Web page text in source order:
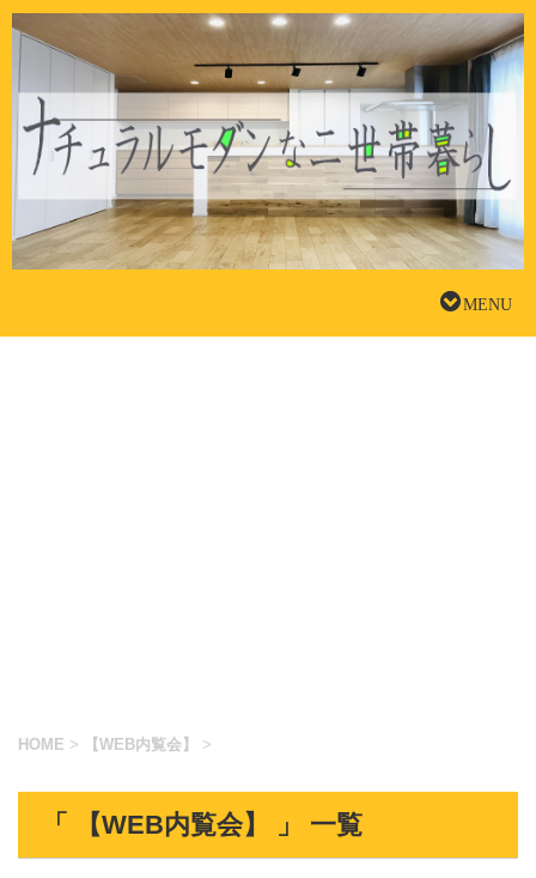
HOME > 【WEB内覧会】 >
「 【WEB内覧会】 」 一覧